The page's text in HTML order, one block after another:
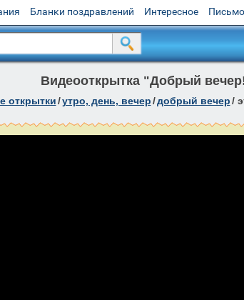
Бланки поздравлений Интересное
Видеооткрытка "Добрый
открытки/утро, день, вечер/добрый вечер/